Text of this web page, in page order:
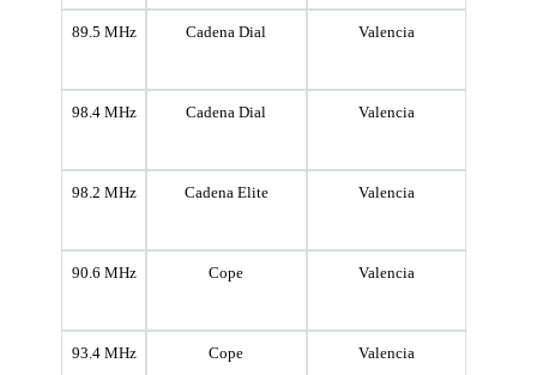
89.5 MHz Cadena Dial Valencia
98.4 MHz Cadena Dial Valencia
98.2 MHz Cadena Elite Valencia
90.6 MHz Cope Valencia
93.4 MHz Cope Valencia